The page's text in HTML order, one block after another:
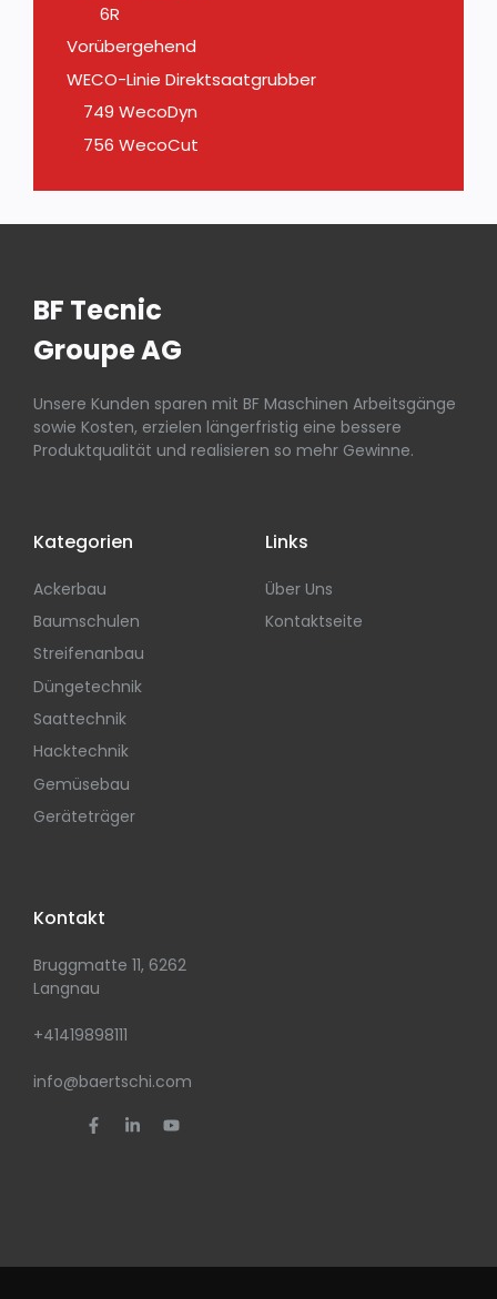
6R
Vorübergehend
WECO-Linie Direktsaatgrubber
749 WecoDyn
756 WecoCut
BF Tecnic
Groupe AG
Unsere Kunden sparen mit BF Maschinen Arbeitsgänge
sowie Kosten, erzielen längerfristig eine bessere
Produktqualität und realisieren so mehr Gewinne.
Kategorien
Ackerbau
Baumschulen
Streifenanbau
Düngetechnik
Saattechnik
Hacktechnik
Gemüsebau
Geräteträger
Links
Über Uns
Kontaktseite
Kontakt
Bruggmatte 11, 6262
Langnau
+41419898111
info@baertschi.com